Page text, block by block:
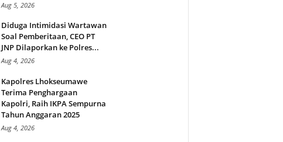
Aug 5, 2026
Diduga Intimidasi Wartawan
Soal Pemberitaan, CEO PT
JNP Dilaporkan ke Polres...
Aug 4, 2026
Kapolres Lhokseumawe
Terima Penghargaan
Kapolri, Raih IKPA Sempurna
Tahun Anggaran 2025
Aug 4, 2026